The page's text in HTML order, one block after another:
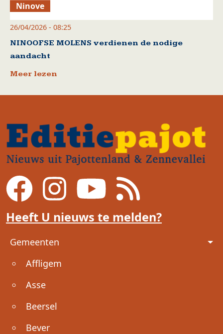
Ninove
26/04/2026 - 08:25
NINOOFSE MOLENS verdienen de nodige
aandacht
Meer lezen
Heeft U nieuws te melden?
Voet
Gemeenten
Affligem
Asse
Beersel
Bever